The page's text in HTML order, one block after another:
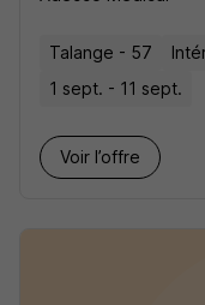
Talange - 57
1 sept. - 11 sept.
Voir l’offre